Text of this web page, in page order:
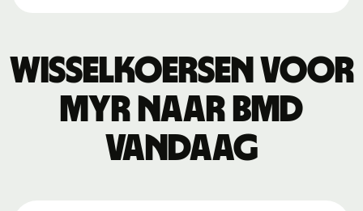
Wisselkoersen voor
MYR naar BMD
vandaag